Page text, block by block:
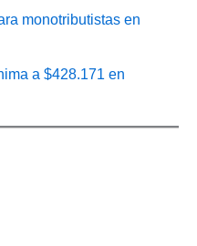
monotributistas en
a $428.171 en